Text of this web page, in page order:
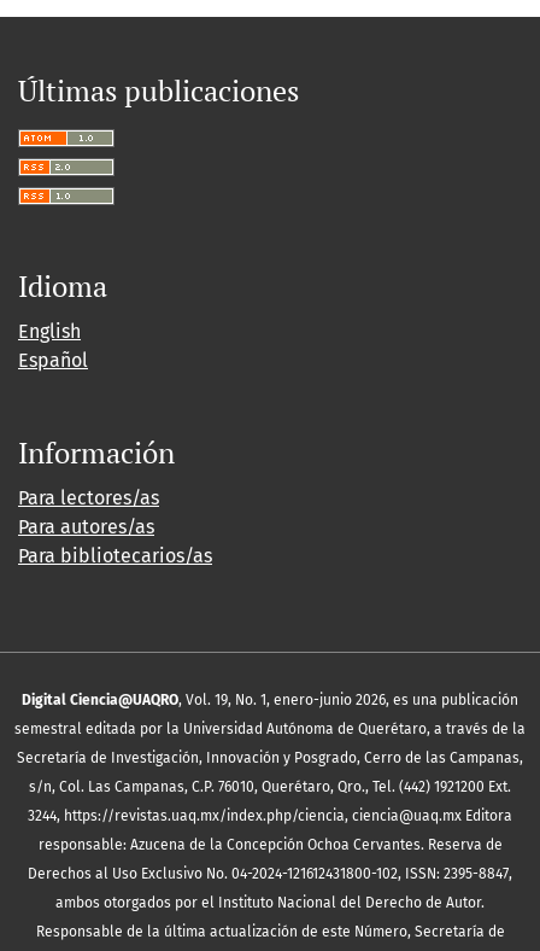
Últimas publicaciones
Idioma
English
Español
Información
Para lectores/as
Para autores/as
Para bibliotecarios/as
Digital Ciencia@UAQRO, Vol. 19, No. 1, enero-junio 2026, es una publicación
semestral editada por la Universidad Autónoma de Querétaro, a través de la
Secretaría de Investigación, Innovación y Posgrado, Cerro de las Campanas,
s/n, Col. Las Campanas, C.P. 76010, Querétaro, Qro., Tel. (442) 1921200 Ext.
3244, https://revistas.uaq.mx/index.php/ciencia, ciencia@uaq.mx Editora
responsable: Azucena de la Concepción Ochoa Cervantes. Reserva de
Derechos al Uso Exclusivo No. 04-2024-121612431800-102, ISSN: 2395-8847,
ambos otorgados por el Instituto Nacional del Derecho de Autor.
Responsable de la última actualización de este Número, Secretaría de